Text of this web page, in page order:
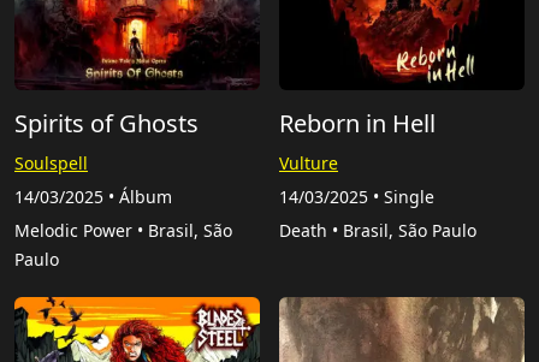
Spirits of Ghosts
Soulspell
14/03/2025 • Álbum
Melodic Power • Brasil, São
Paulo
Reborn in Hell
Vulture
14/03/2025 • Single
Death • Brasil, São Paulo